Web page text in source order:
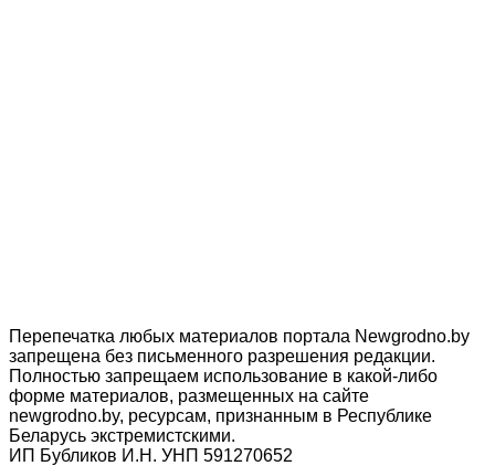
Перепечатка любых материалов портала Newgrodno.by
запрещена без письменного разрешения редакции.
Полностью запрещаем использование в какой-либо
форме материалов, размещенных на сайте
newgrodno.by, ресурсам, признанным в Республике
Беларусь экстремистскими.
ИП Бубликов И.Н. УНП 591270652